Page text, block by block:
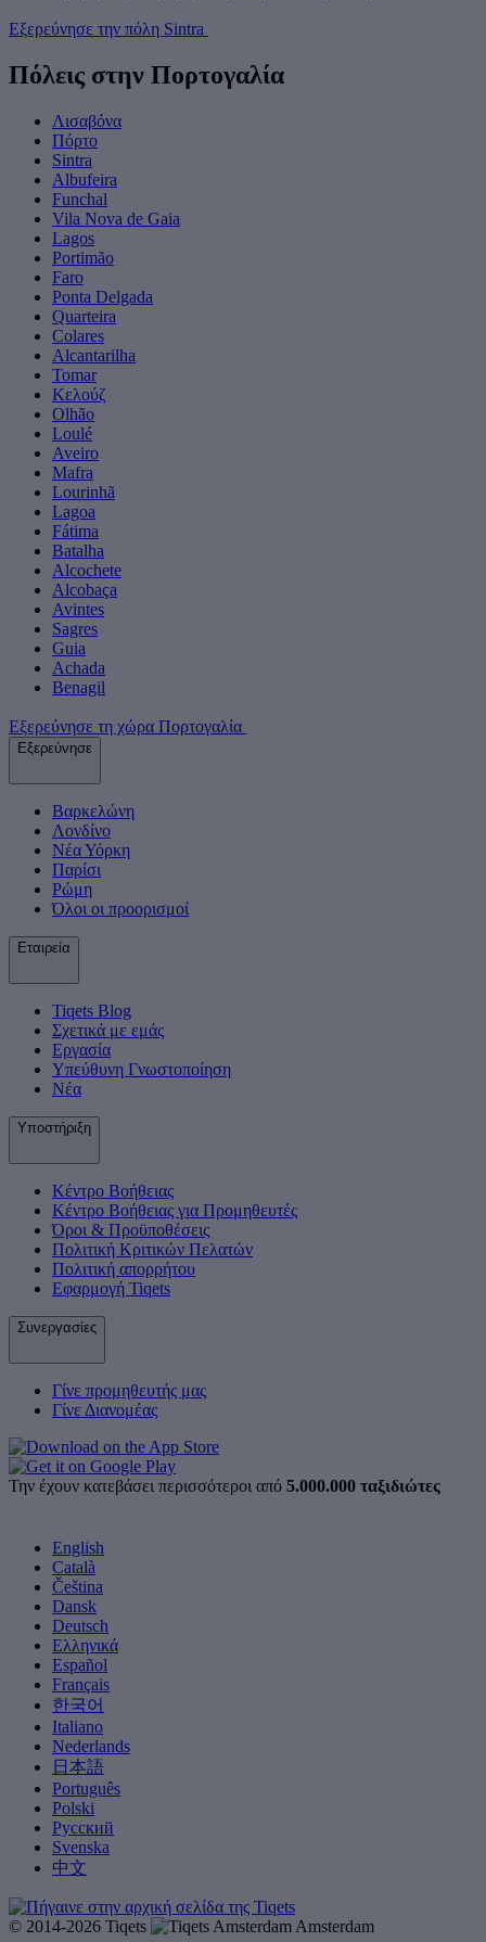
Εξερεύνησε την πόλη Sintra
Πόλεις στην Πορτογαλία
Λισαβόνα
Πόρτο
Sintra
Albufeira
Funchal
Vila Nova de Gaia
Lagos
Portimão
Faro
Ponta Delgada
Quarteira
Colares
Alcantarilha
Tomar
Κελούζ
Olhão
Loulé
Aveiro
Mafra
Lourinhã
Lagoa
Fátima
Batalha
Alcochete
Alcobaça
Avintes
Sagres
Guia
Achada
Benagil
Εξερεύνησε τη χώρα Πορτογαλία
Εξερεύνησε
Βαρκελώνη
Λονδίνο
Νέα Υόρκη
Παρίσι
Ρώμη
Όλοι οι προορισμοί
Εταιρεία
Tiqets Βlog
Σχετικά με εμάς
Εργασία
Υπεύθυνη Γνωστοποίηση
Νέα
Υποστήριξη
Κέντρο Βοήθειας
Κέντρο Βοήθειας για Προμηθευτές
Όροι & Προϋποθέσεις
Πολιτική Κριτικών Πελατών
Πολιτική απορρήτου
Εφαρμογή Tiqets
Συνεργασίες
Γίνε προμηθευτής μας
Γίνε Διανομέας
Την έχουν κατεβάσει περισσότεροι από 5.000.000 ταξιδιώτες
English
Català
Čeština
Dansk
Deutsch
Ελληνικά
Español
Français
한국어
Italiano
Nederlands
日本語
Português
Polski
Русский
Svenska
中文
© 2014-2026 Tiqets
Amsterdam